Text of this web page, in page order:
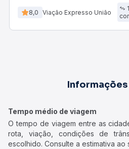
8,0 Viação Expresso União
1
Tempo médio de viagem
O tempo de viagem entre as
rota, viação, condições de
escolhido. Consulte a estimativa ao